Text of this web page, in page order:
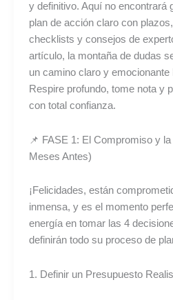
y definitivo. Aquí no encontrará
plan de acción claro con
checklists y consejos de
artículo, la montaña de dudas
un camino claro y
Respire profundo, tome nota y
con total confianza.
📌 FASE 1: El Compromiso y
Meses Antes)
¡Felicidades, están
inmensa, y es el momento
energía en tomar las 4
definirán todo su proceso de
1. Definir un Presupuesto